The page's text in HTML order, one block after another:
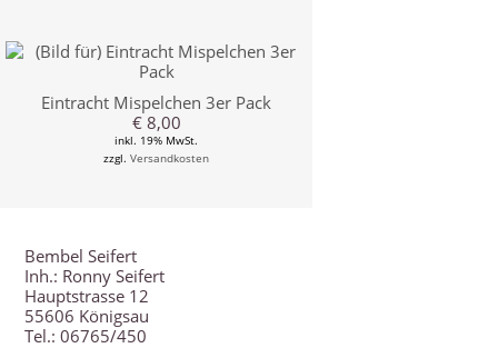
Eintracht Mispelchen 3er Pack
€ 8,00
inkl. 19% MwSt.
zzgl.Versandkosten
Bembel Seifert
Inh.: Ronny Seifert
Hauptstrasse 12
55606 Königsau
Tel.: 06765/450